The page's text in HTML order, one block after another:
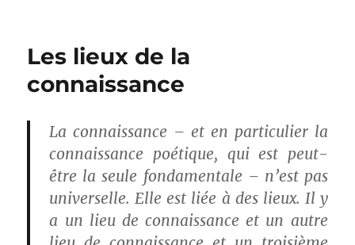
Les lieux de la
connaissance
La connaissance – et en particulier la
connaissance poétique, qui est peut-
être la seule fondamentale – n’est pas
universelle. Elle est liée à des lieux. Il y
a un lieu de connaissance et un autre